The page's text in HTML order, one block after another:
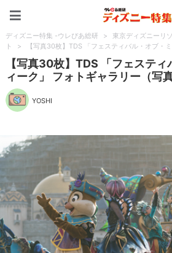
ディズニー特集 -ウレぴあ総研 > 東京ディズニーリ
ト
> 【写真30枚】TDS 「フェスティバル・オブ・
【写真30枚】TDS 「フェステ
ィーク」 フォトギャラリー（写
YOSHI